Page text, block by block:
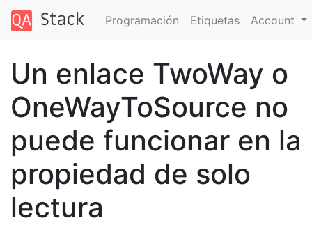
Programación Etiquetas Account
Un enlace TwoWay o
OneWayToSource no
puede funcionar en la
propiedad de solo
lectura